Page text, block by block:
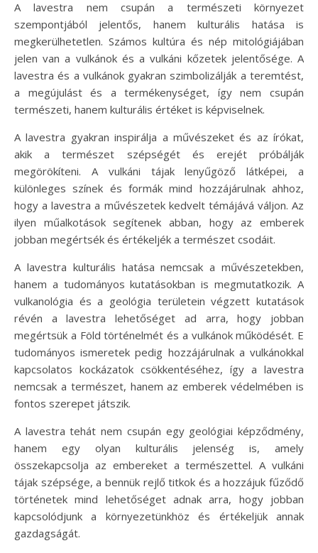
A lavestra nem csupán a természeti környezet
szempontjából jelentős, hanem kulturális hatása is
megkerülhetetlen. Számos kultúra és nép mitológiájában
jelen van a vulkánok és a vulkáni kőzetek jelentősége. A
lavestra és a vulkánok gyakran szimbolizálják a teremtést,
a megújulást és a termékenységet, így nem csupán
természeti, hanem kulturális értéket is képviselnek.
A lavestra gyakran inspirálja a művészeket és az írókat,
akik a természet szépségét és erejét próbálják
megörökíteni. A vulkáni tájak lenyűgöző látképei, a
különleges színek és formák mind hozzájárulnak ahhoz,
hogy a lavestra a művészetek kedvelt témájává váljon. Az
ilyen műalkotások segítenek abban, hogy az emberek
jobban megértsék és értékeljék a természet csodáit.
A lavestra kulturális hatása nemcsak a művészetekben,
hanem a tudományos kutatásokban is megmutatkozik. A
vulkanológia és a geológia területein végzett kutatások
révén a lavestra lehetőséget ad arra, hogy jobban
megértsük a Föld történelmét és a vulkánok működését. E
tudományos ismeretek pedig hozzájárulnak a vulkánokkal
kapcsolatos kockázatok csökkentéséhez, így a lavestra
nemcsak a természet, hanem az emberek védelmében is
fontos szerepet játszik.
A lavestra tehát nem csupán egy geológiai képződmény,
hanem egy olyan kulturális jelenség is, amely
összekapcsolja az embereket a természettel. A vulkáni
tájak szépsége, a bennük rejlő titkok és a hozzájuk fűződő
történetek mind lehetőséget adnak arra, hogy jobban
kapcsolódjunk a környezetünkhöz és értékeljük annak
gazdagságát.